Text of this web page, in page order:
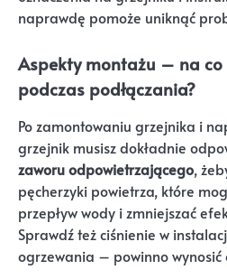
naprawdę pomoże uniknąć
Aspekty montażu – na co
podczas podłączania?
Po zamontowaniu grzejnika i
grzejnik musisz dokładnie
zaworu odpowietrzającego,
pęcherzyki powietrza, które
przepływ wody i zmniejszać
Sprawdź też ciśnienie w
ogrzewania – powinno wynosić